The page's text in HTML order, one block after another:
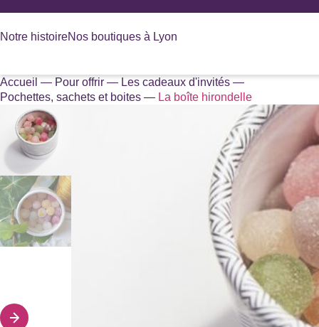
Notre histoireNos boutiques à Lyon
Accueil — Pour offrir — Les cadeaux d'invités —
Pochettes, sachets et boites — La boîte hirondelle